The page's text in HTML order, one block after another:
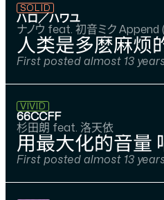
ハロ／ハワユ
ナノウ feat. 初音ミク
SOLID
人类是多麽麻烦
First posted almost 13
66CCFF
杉田朗 feat. 洛天依
VIVID
用最大化的音量
First posted almost 13